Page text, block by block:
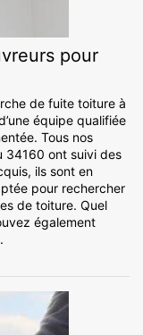
pour
de fuite toiture à
équipe qualifiée
Tous nos
34160 ont suivi des
ils sont en
pour rechercher
de toiture. Quel
également